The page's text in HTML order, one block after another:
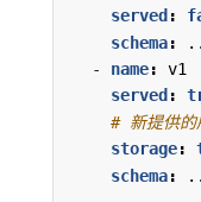
served :
schema:
- name:
v1
served :
# 新提供的
storage:
schema: